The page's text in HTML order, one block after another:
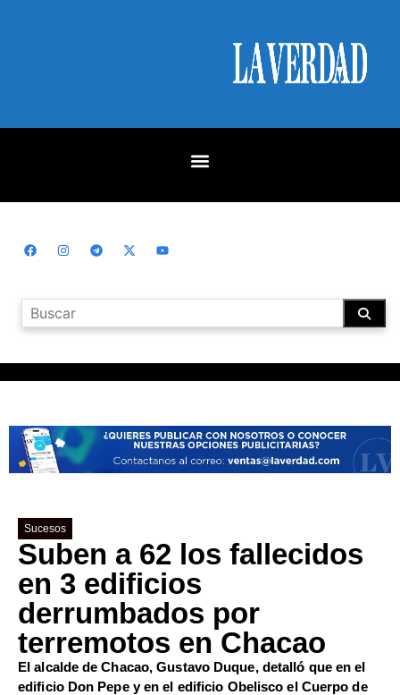
Sucesos
Suben a 62 los fallecidos
en 3 edificios
derrumbados por
terremotos en Chacao
El alcalde de Chacao, Gustavo Duque, detalló que en el
edificio Don Pepe y en el edificio Obelisco el Cuerpo de